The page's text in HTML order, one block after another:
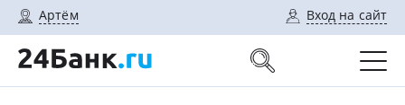
Артём Вход на сайт